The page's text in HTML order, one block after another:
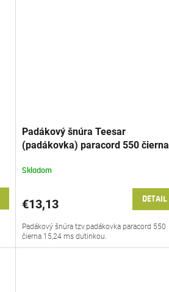
Padákový šnúra Teesar
(padákovka) paracord 550 čierna
Skladom
€13,13 DETAIL
Padákový šnúra tzv.padákovka paracord 550
čierna 15,24 ms dutinkou.